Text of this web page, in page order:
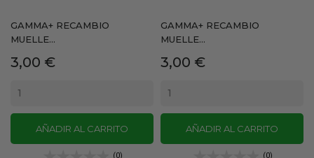
GAMMA+ RECAMBIO
MUELLE...
Precio
3,00 €
AÑADIR AL CARRITO
(0)
GAMMA+ RECAMBIO
MUELLE...
Precio
3,00 €
AÑADIR AL CARRITO
(0)